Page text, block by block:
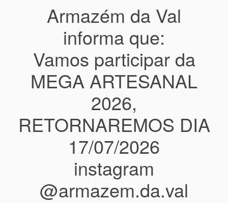
Armazém da Val
informa que:
Vamos participar da
MEGA ARTESANAL
2026,
RETORNAREMOS DIA
17/07/2026
instagram
@armazem.da.val